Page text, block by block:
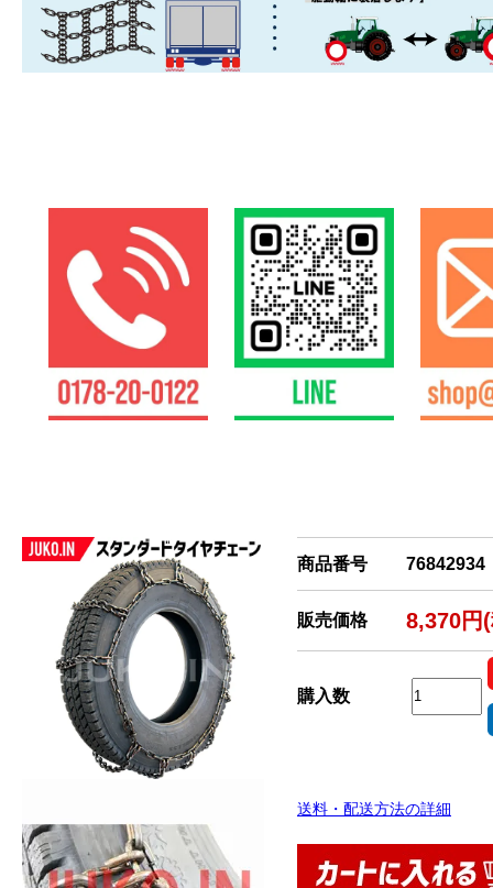
商品番号 76842934
販売価格 8,370円
購入数
送料・配送方法の詳細